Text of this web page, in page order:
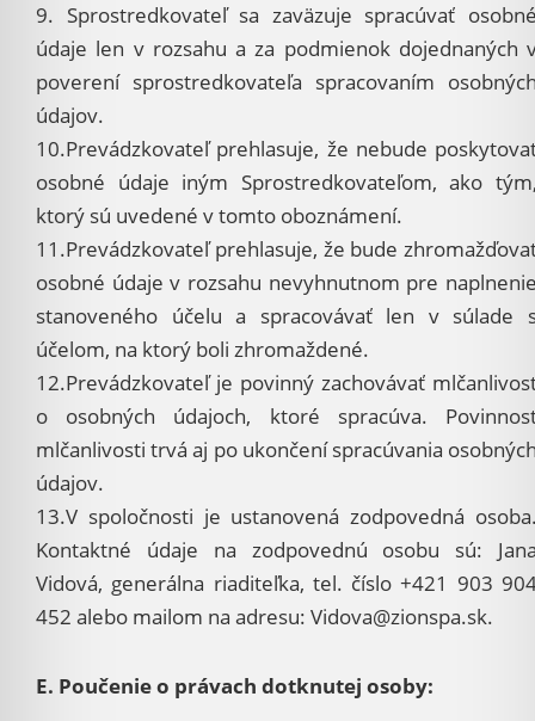
9. Sprostredkovateľ sa zaväzuje spracúvať
údaje len v rozsahu a za podmienok dojednaných
poverení sprostredkovateľa spracovaním
údajov.
10.Prevádzkovateľ prehlasuje, že nebude
osobné údaje iným Sprostredkovateľom, ako
ktorý sú uvedené v tomto oboznámení.
11.Prevádzkovateľ prehlasuje, že bude
osobné údaje v rozsahu nevyhnutnom pre
stanoveného účelu a spracovávať len v súlade
účelom, na ktorý boli zhromaždené.
12.Prevádzkovateľ je povinný zachovávať
o osobných údajoch, ktoré spracúva.
mlčanlivosti trvá aj po ukončení spracúvania
údajov.
13.V spoločnosti je ustanovená zodpovedná
Kontaktné údaje na zodpovednú osobu sú:
Vidová, generálna riaditeľka, tel. číslo +421 903
452 alebo mailom na adresu: Vidova@zionspa.sk.
E. Poučenie o právach dotknutej osoby: